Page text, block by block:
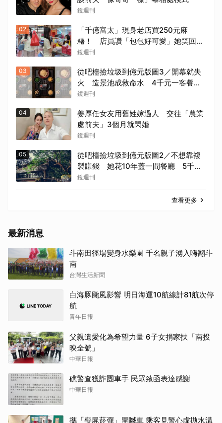
鏡週刊
02
「千億富太」現身老店買250元麻
糬！ 店員讚「包包好可愛」她笑回：
我自己做的
鏡週刊
03
從吧檯撿垃圾到億元版圖3／開幕就失
火 造景池成救命水 4千元一客餐
有人5年吃了50次
鏡週刊
04
姜厚任女友用舊姓嫁過人 交往「農業
處前夫」3個月就閃婚
鏡週刊
05
從吧檯撿垃圾到億元版圖2／不想靠複
製賺錢 她花10年蓋一間餐廳 5千萬
埋在地下瀕臨破產
鏡週刊
查看更多
最新消息
斗南田徑場變身水樂園 千名親子湧入嗨翻斗
南
台灣生活新聞
白海豚颱風影響 明日海運10航線計81航次停
航
青年日報
父親遺愛化為希望力量 6子女捐家扶「南投
映全號」
中華日報
礁警查獲詐團車手 民眾致函表達感謝
中華日報
攜「喪屍菸彈」開贓車 乘客見警心虛拋水溝